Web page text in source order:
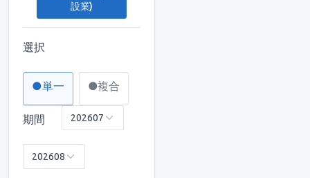
設業)
選択
●単一 ●複合
期間